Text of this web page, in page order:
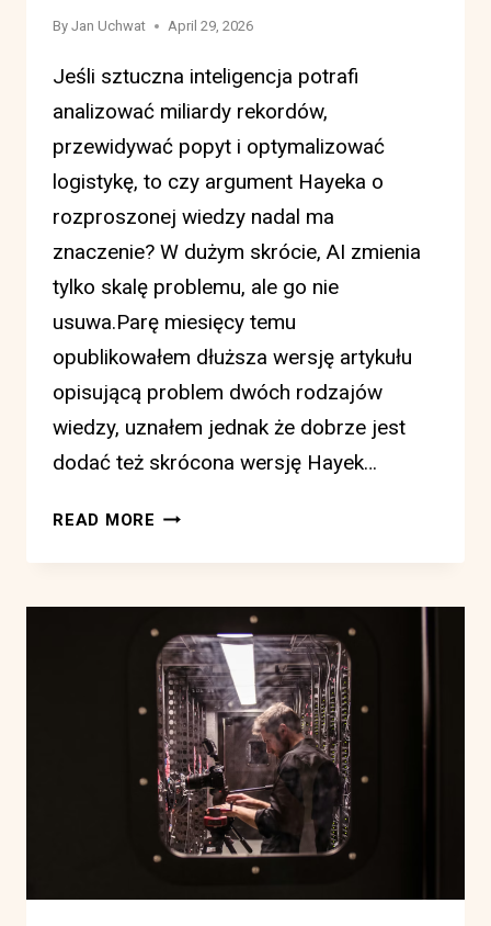
By Jan Uchwat April 29, 2026
Jeśli sztuczna inteligencja potrafi
analizować miliardy rekordów,
przewidywać popyt i optymalizować
logistykę, to czy argument Hayeka o
rozproszonej wiedzy nadal ma
znaczenie? W dużym skrócie, AI zmienia
tylko skalę problemu, ale go nie
usuwa.Parę miesięcy temu
opublikowałem dłuższa wersję artykułu
opisującą problem dwóch rodzajów
wiedzy, uznałem jednak że dobrze jest
dodać też skrócona wersję Hayek…
READ MORE JAK
INTELIGENCJA
ARGUMENT
HAYEKA
O
DWÓCH
RODZAJACH
WIEDZY?
(SKRÓCONA
WERSJA
ARTYKUŁU).